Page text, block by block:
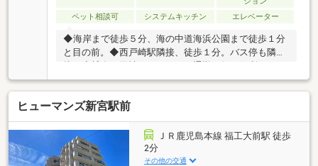
ペット相談可
システムキッチン エレベーター
◆海岸まで徒歩５分、海の中道海浜公園まで徒歩１分
と目の前。◆西戸崎駅隣接、徒歩１分。バス停も隣
崎渡船場から博多港まで、乗船時間は15分です。◆居
室、バルコニーからは博多湾の眺めが良好。◆他のマ
ンションには少ない二重置床工法を採用。◆大規模の
床下収納あり。◆ペット飼育可（規約による制限あ
り）◆室内リフォーム履歴あり 【2021年1月】 ・
全室クロス張替 ・LDK、洋室２部屋、廊下フロアタ
イル上張り ・ガスコンロ交換 ・レンジフード交
ヒューマンズ新宮駅前
ＪＲ鹿児島本線 福工大前駅 徒歩
2分
その他の交通